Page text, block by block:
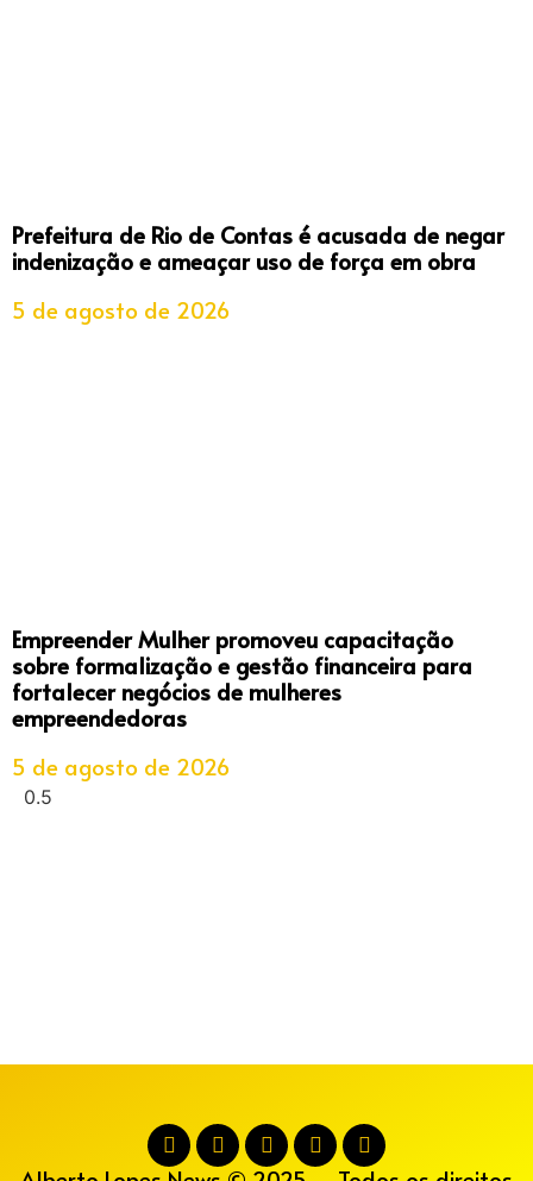
Prefeitura de Rio de Contas é acusada de negar
indenização e ameaçar uso de força em obra
5 de agosto de 2026
Empreender Mulher promoveu capacitação
sobre formalização e gestão financeira para
fortalecer negócios de mulheres
empreendedoras
5 de agosto de 2026